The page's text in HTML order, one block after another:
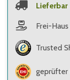
Lieferbar
Frei-
Trusted
geprüfter